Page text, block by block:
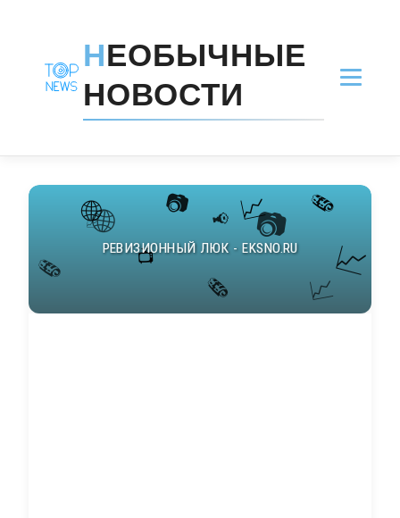
НЕОБЫЧНЫЕ
НОВОСТИ